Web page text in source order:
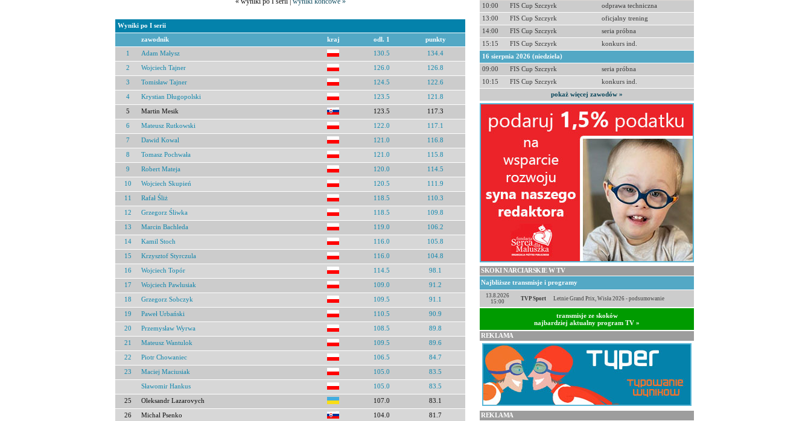
Wyniki po I serii
zawodnik kraj odl. 1 punkty
1 Adam Małysz 130.5 134.4
2 Wojciech Tajner 126.0 126.8
3 Tomisław Tajner 124.5 122.6
4 Krystian Długopolski 123.5 121.8
5 Martin Mesik 123.5 117.3
6 Mateusz Rutkowski 122.0 117.1
7 Dawid Kowal 121.0 116.8
8 Tomasz Pochwała 121.0 115.8
9 Robert Mateja 120.0 114.5
10 Wojciech Skupień 120.5 111.9
11 Rafał Śliż 118.5 110.3
12 Grzegorz Śliwka 118.5 109.8
13 Marcin Bachleda 119.0 106.2
14 Kamil Stoch 116.0 105.8
15 Krzysztof Styrczula 116.0 104.8
16 Wojciech Topór 114.5 98.1
17 Wojciech Pawlusiak 109.0 91.2
18 Grzegorz Sobczyk 109.5 91.1
19 Paweł Urbański 110.5 90.9
20 Przemysław Wyrwa 108.5 89.8
21 Mateusz Wantulok 109.5 89.6
22 Piotr Chowaniec 106.5 84.7
23 Maciej Maciusiak 105.0 83.5
Sławomir Hankus 105.0 83.5
25 Oleksandr Lazarovych 107.0 83.1
26 Michal Psenko 104.0 81.7
10:00
FIS Cup Szczyrk
odprawa techniczna
13:00
FIS Cup Szczyrk
oficjalny trening
14:00
FIS Cup Szczyrk
seria próbna
15:15
FIS Cup Szczyrk
konkurs ind.
16 sierpnia 2026 (niedziela)
09:00
FIS Cup Szczyrk
seria próbna
10:15
FIS Cup Szczyrk
konkurs ind.
pokaż więcej zawodów »
SKOKI NARCIARSKIE W TV
Najbliższe transmisje i programy
13.8.2026
15:00
TVP Sport Letnie Grand Prix, Wisła 2026 - podsumowanie
transmisje ze skoków
najbardziej aktualny program TV »
REKLAMA
REKLAMA